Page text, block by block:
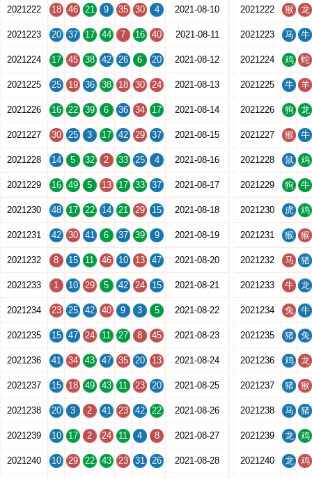
2021222 18 46 21 9 35 30 4 2021-08-10
2021223 20 37 17 44 7 16 40 2021-08-11
2021224 17 45 38 42 26 6 20 2021-08-12
2021225 25 19 36 38 18 30 24 2021-08-13
2021226 16 22 39 6 36 34 17 2021-08-14
2021227 30 25 3 17 42 29 37 2021-08-15
2021228 14 5 32 2 33 25 4 2021-08-16
2021229 16 49 5 13 17 33 37 2021-08-17
2021230 48 17 22 14 21 29 15 2021-08-18
2021231 42 30 41 6 37 39 9 2021-08-19
2021232 8 15 11 46 10 13 47 2021-08-20
2021233 1 10 29 5 42 24 15 2021-08-21
2021234 23 25 42 40 9 3 5 2021-08-22
2021235 15 47 24 11 27 8 45 2021-08-23
2021236 41 34 43 47 35 20 13 2021-08-24
2021237 15 18 49 43 11 23 20 2021-08-25
2021238 20 3 2 41 23 42 22 2021-08-26
2021239 10 17 2 24 11 4 8 2021-08-27
2021240 10 29 22 43 23 31 26 2021-08-28
2021222 猴 龙
2021223 马 牛
2021224 鸡 蛇
2021225 牛 羊
2021226 狗 龙
2021227 猴 牛
2021228 鼠 鸡
2021229 狗 牛
2021230 虎 鸡
2021231 猴 猴
2021232 马 猪
2021233 牛 龙
2021234 兔 牛
2021235 猪 兔
2021236 鸡 龙
2021237 猪 猴
2021238 马 猪
2021239 龙 鸡
2021240 龙 鸡